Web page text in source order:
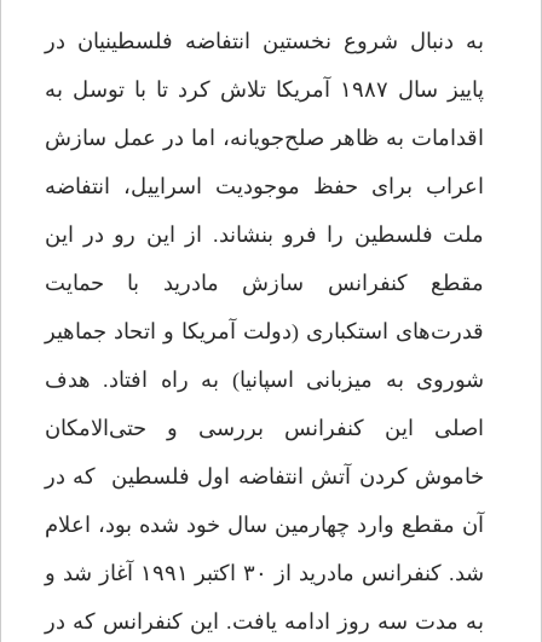
به دنبال شروع نخستین انتفاضه فلسطینیان در
پاییز سال ۱۹۸۷ آمریکا تلاش کرد تا با توسل به
اقدامات به ظاهر صلح‌جویانه، اما در عمل سازش
اعراب برای حفظ موجودیت اسراییل، انتفاضه
ملت فلسطین را فرو بنشاند. از این رو در این
مقطع کنفرانس سازش مادرید با حمایت
قدرت‌های استکباری (دولت آمریکا و اتحاد جماهیر
شوروی به میزبانی اسپانیا) به راه افتاد. هدف
اصلی این کنفرانس بررسی و حتی‌الامکان
خاموش کردن آتش انتفاضه اول فلسطین که در
آن مقطع وارد چهارمین سال خود شده بود، اعلام
شد. کنفرانس مادرید از ۳۰ اکتبر ۱۹۹۱ آغاز شد و
به مدت سه روز ادامه یافت. این کنفرانس که در